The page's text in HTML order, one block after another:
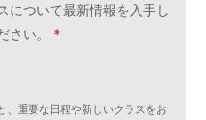
について最新情報を入手し
さい。 *
、重要な日程や新しいクラスをお